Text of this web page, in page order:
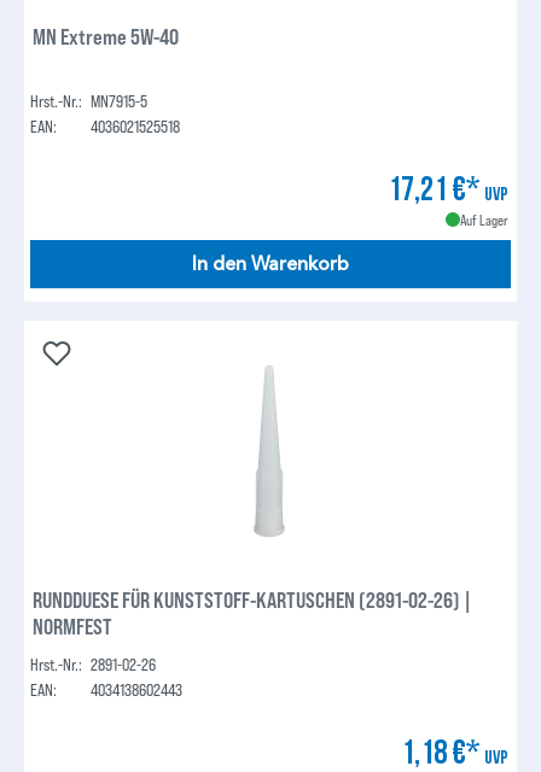
MN Extreme 5W-40
Hrst.-Nr.: MN7915-5
EAN:
4036021525518
17,21 €* UVP
Auf Lager
In den Warenkorb
RUNDDUESE FÜR KUNSTSTOFF-KARTUSCHEN (2891-02-26) |
NORMFEST
Hrst.-Nr.: 2891-02-26
EAN:
4034138602443
1,18 €* UVP